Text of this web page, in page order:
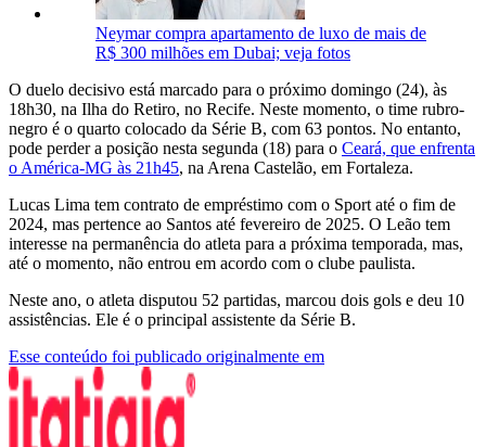
Neymar compra apartamento de luxo de mais de
R$ 300 milhões em Dubai; veja fotos
O duelo decisivo está marcado para o próximo domingo (24), às
18h30, na Ilha do Retiro, no Recife. Neste momento, o time rubro-
negro é o quarto colocado da Série B, com 63 pontos. No entanto,
pode perder a posição nesta segunda (18) para o Ceará, que enfrenta
o América-MG às 21h45, na Arena Castelão, em Fortaleza.
Lucas Lima tem contrato de empréstimo com o Sport até o fim de
2024, mas pertence ao Santos até fevereiro de 2025. O Leão tem
interesse na permanência do atleta para a próxima temporada, mas,
até o momento, não entrou em acordo com o clube paulista.
Neste ano, o atleta disputou 52 partidas, marcou dois gols e deu 10
assistências. Ele é o principal assistente da Série B.
Esse conteúdo foi publicado originalmente em